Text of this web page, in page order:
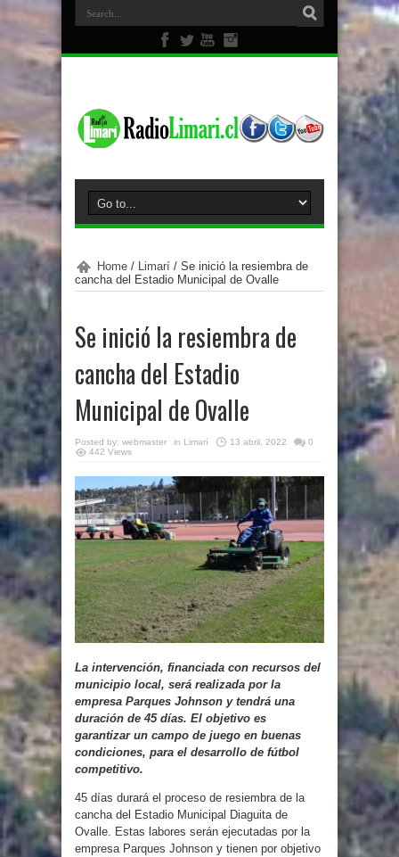
Home / Limarí / Se inició la resiembra de
cancha del Estadio Municipal de Ovalle
Se inició la resiembra de
cancha del Estadio
Municipal de Ovalle
Posted by: webmaster in Limarí 13 abril, 2022
0
442 Views
La intervención, financiada con recursos del
municipio local, será realizada por la
empresa Parques Johnson y tendrá una
duración de 45 días. El objetivo es
garantizar un campo de juego en buenas
condiciones, para el desarrollo de fútbol
competitivo.
45 días durará el proceso de resiembra de la
cancha del Estadio Municipal Diaguita de
Ovalle. Estas labores serán ejecutadas por la
empresa Parques Johnson y tienen por objetivo